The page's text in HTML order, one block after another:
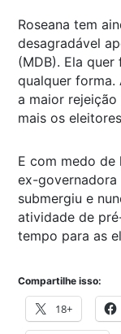
Roseana tem
desagradável
(MDB). Ela
qualquer forma.
a maior
mais os
E com medo de
ex-governadora
submergiu e
atividade de
tempo para as
Compartilhe isso:
18+